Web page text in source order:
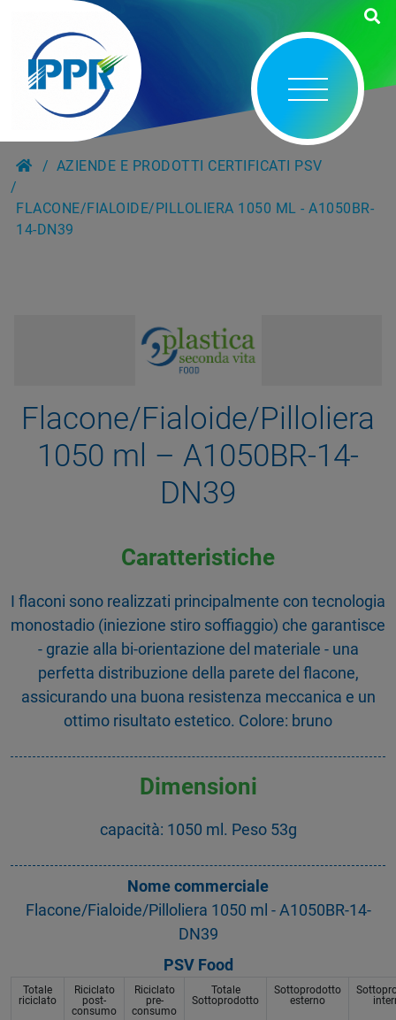
AZIENDE E PRODOTTI CERTIFICATI PSV
FLACONE/FIALOIDE/PILLOLIERA 1050 ML - A1050BR-
14-DN39
Flacone/Fialoide/Pilloliera
1050 ml – A1050BR-14-
DN39
Caratteristiche
I flaconi sono realizzati principalmente con tecnologia
monostadio (iniezione stiro soffiaggio) che garantisce
- grazie alla bi-orientazione del materiale - una
perfetta distribuzione della parete del flacone,
assicurando una buona resistenza meccanica e un
ottimo risultato estetico. Colore: bruno
Dimensioni
capacità: 1050 ml. Peso 53g
Nome commerciale
Flacone/Fialoide/Pilloliera 1050 ml - A1050BR-14-
DN39
PSV Food
Totale
riciclato
Riciclato
post-
consumo
Riciclato
pre-
consumo
Totale
Sottoprodotto
Sottoprodotto
esterno